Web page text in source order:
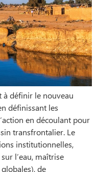
définir le nouveau
définissant les
en découlant pour
transfrontalier. Le
institutionnelles,
l’eau, maîtrise
de